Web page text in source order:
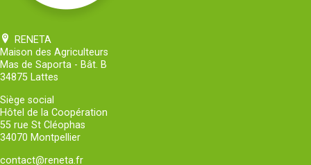
RENETA
Maison des Agriculteurs
Mas de Saporta - Bât. B
34875 Lattes
Siège social
Hôtel de la Coopération
55 rue St Cléophas
34070 Montpellier
contact@reneta.fr